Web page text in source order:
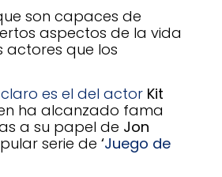
son capaces de
aspectos de la vida
actores que los
es el del actor Kit
ha alcanzado fama
a su papel de Jon
serie de ‘Juego de